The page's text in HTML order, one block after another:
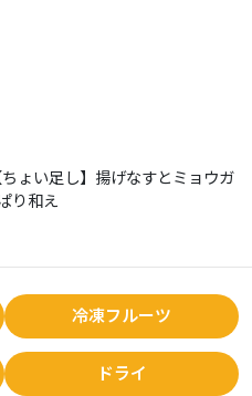
ちょい足し】揚げなすとミョウガ
り和え
冷凍フルーツ
ドライ